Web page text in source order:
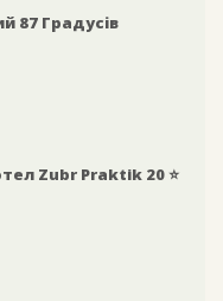
87 Градусів
Zubr Praktik 20 ⭐